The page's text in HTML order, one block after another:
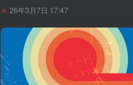
26年3月7日 17:47